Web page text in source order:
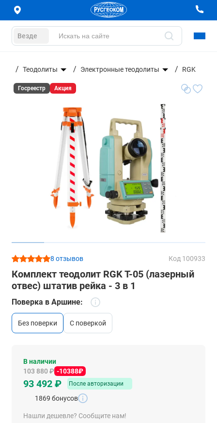
Везде
Теодолиты Электронные теодолиты RGK
Госреестр Акция
8 отзывов Код 100933
Комплект теодолит RGK T-05 (лазерный
отвес) штатив рейка - 3 в 1
Поверка в Аршине:
без поверки c поверкой
В наличии
103 880 ₽ -10388₽
93 492 ₽ После авторизации
1869 бонусов
Нашли дешевле? Сообщите нам!